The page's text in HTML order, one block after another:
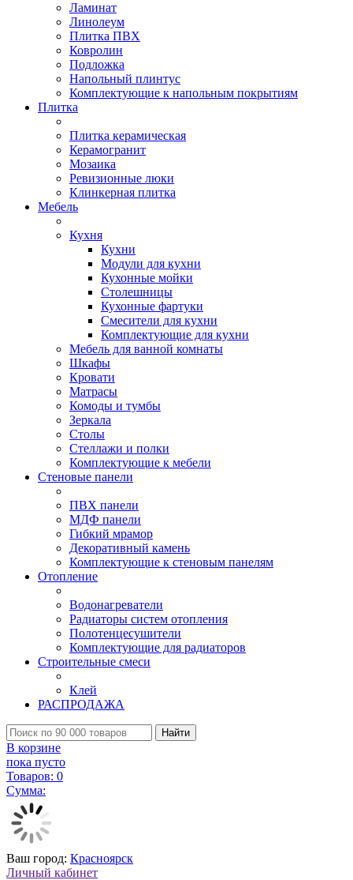
Ламинат
Линолеум
Плитка ПВХ
Ковролин
Подложка
Напольный плинтус
Комплектующие к напольным покрытиям
Плитка
Плитка керамическая
Керамогранит
Мозаика
Ревизионные люки
Клинкерная плитка
Мебель
Кухня
Кухни
Модули для кухни
Кухонные мойки
Столешницы
Кухонные фартуки
Смесители для кухни
Комплектующие для кухни
Мебель для ванной комнаты
Шкафы
Кровати
Матрасы
Комоды и тумбы
Зеркала
Столы
Стеллажи и полки
Комплектующие к мебели
Стеновые панели
ПВХ панели
МДФ панели
Гибкий мрамор
Декоративный камень
Комплектующие к стеновым панелям
Отопление
Водонагреватели
Радиаторы систем отопления
Полотенцесушители
Комплектующие для радиаторов
Строительные смеси
Клей
РАСПРОДАЖА
Найти
В корзине
пока пусто
Товаров: 0
Сумма:
Ваш город: Красноярск
Личный кабинет